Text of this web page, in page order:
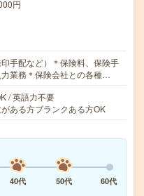
円
手配など）＊保険料、保険手
業務＊保険会社との各種…
/ 英語力不要
ある方ブランクある方OK
40代 50代
60代